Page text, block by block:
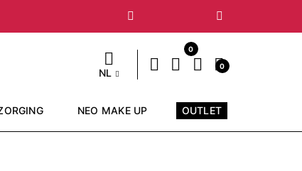
Volgende
NL
0
0
NEO MAKE UP OUTLET